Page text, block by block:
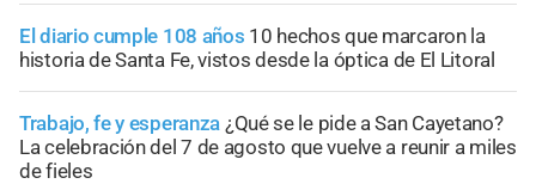
El diario cumple 108 años 10 hechos que marcaron la
historia de Santa Fe, vistos desde la óptica de El Litoral
Trabajo, fe y esperanza ¿Qué se le pide a San Cayetano?
La celebración del 7 de agosto que vuelve a reunir a miles
de fieles